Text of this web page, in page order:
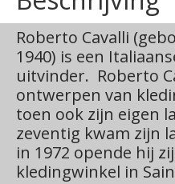
Roberto Cavalli
1940) is een
uitvinder. Roberto
ontwerpen van
toen ook zijn eigen
zeventig kwam zijn
in 1972 opende hij
kledingwinkel in